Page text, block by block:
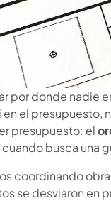
por donde nadie
en el presupuesto,
presupuesto: el
busca una
coordinando
se desviaron en